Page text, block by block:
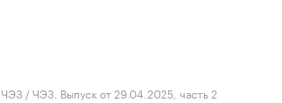
ЧЭЗ /ЧЭЗ. Выпуск от 29.04.2025, часть 2